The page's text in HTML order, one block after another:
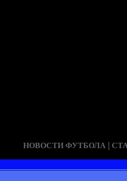
НОВОСТИ ФУТБОЛА |